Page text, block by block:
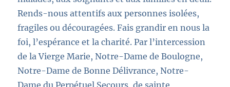
Rends-nous attentifs aux personnes isolées,
fragiles ou découragées. Fais grandir en nous la
foi, l’espérance et la charité. Par l’intercession
de la Vierge Marie, Notre-Dame de Boulogne,
Notre-Dame de Bonne Délivrance, Notre-